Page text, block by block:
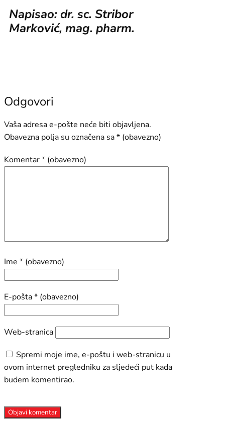
Napisao: dr. sc. Stribor
Marković, mag. pharm.
Odgovori
Vaša adresa e-pošte neće biti objavljena.
Obavezna polja su označena sa* (obavezno)
Komentar* (obavezno)
Ime * (obavezno)
E-pošta* (obavezno)
Web-stranica
Spremi moje ime, e-poštu i web-stranicu u
ovom internet pregledniku za sljedeći put kada
budem komentirao.
Objavi komentar